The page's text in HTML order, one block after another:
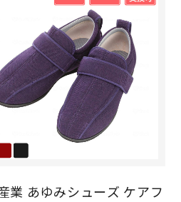
業 あゆみシューズ ケアフ